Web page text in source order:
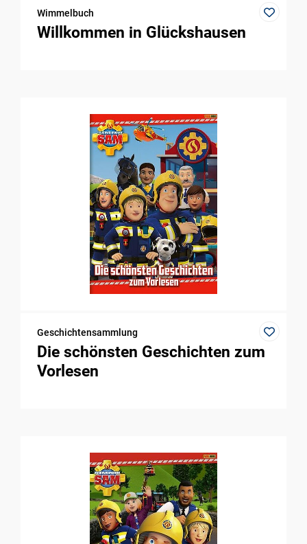
Wimmelbuch
Willkommen in Glückshausen
Geschichtensammlung
Die schönsten Geschichten zum
Vorlesen